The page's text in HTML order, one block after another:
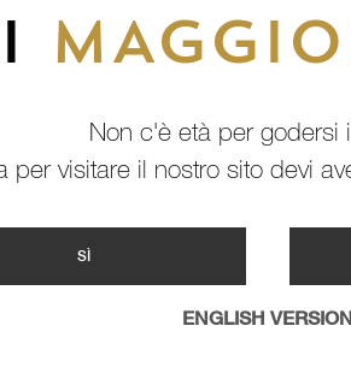
Non c'è età per godersi
per visitare il nostro sito devi
SÌ
ENGLISH VERSION